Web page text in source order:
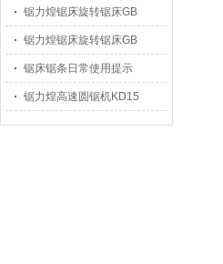
锯力煌锯床旋转锯床GB
锯力煌锯床旋转锯床GB
锯床锯条日常使用提示
锯力煌高速圆锯机KD15